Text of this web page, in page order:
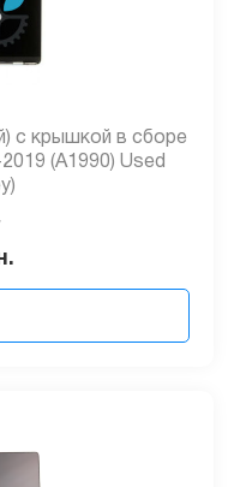
с крышкой в сборе
(A1990) Used